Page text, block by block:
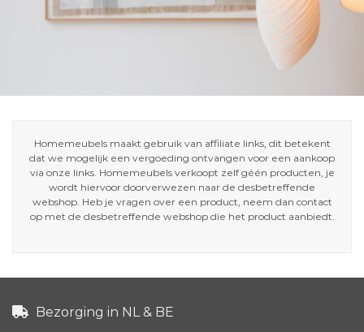
Homemeubels maakt gebruik van affiliate links, dit betekent
dat we mogelijk een vergoeding ontvangen voor een aankoop
via onze links. Homemeubels verkoopt zelf géén producten, je
wordt hiervoor doorverwezen naar de desbetreffende
webshop. Heb je vragen over een product, neem dan contact
op met de desbetreffende webshop die het product aanbiedt.
Bezorging in NL & BE